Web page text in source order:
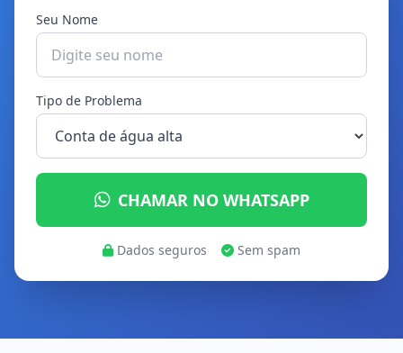
Seu Nome
Tipo de Problema
CHAMAR NO WHATSAPP
Dados seguros Sem spam